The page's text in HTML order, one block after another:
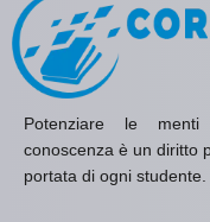
Potenziare le
conoscenza è un diritto
portata di ogni studente.